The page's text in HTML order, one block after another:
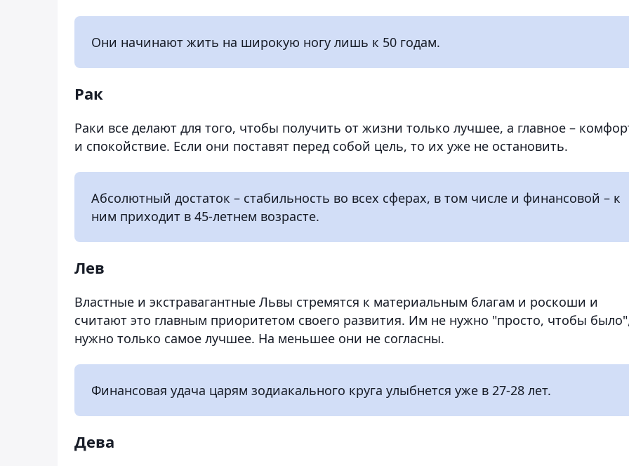
Они начинают жить на широкую ногу лишь к 50 годам.
Рак
Раки все делают для того, чтобы получить от жизни только лучшее, а главное –
и спокойствие. Если они поставят перед собой цель, то их уже не остановить.
Абсолютный достаток – стабильность во всех сферах, в том числе и финансовой – к
ним приходит в 45-летнем возрасте.
Лев
Властные и экстравагантные Львы стремятся к материальным благам и роскоши и
считают это главным приоритетом своего развития. Им не нужно "просто, чтобы
нужно только самое лучшее. На меньшее они не согласны.
Финансовая удача царям зодиакального круга улыбнется уже в 27-28 лет.
Дева